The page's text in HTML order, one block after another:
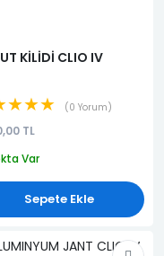
KİLİDİ CLIO IV
0 Yorum
TL
Var
Sepete Ekle